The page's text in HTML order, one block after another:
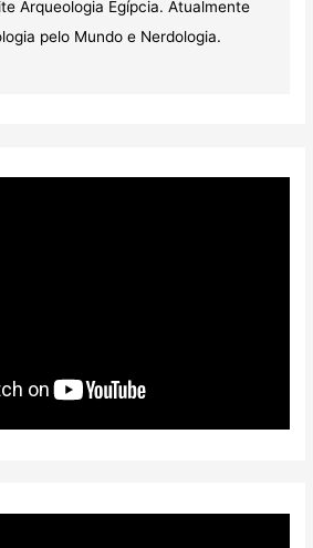
Arqueologia Egípcia. Atualmente
pelo Mundo e Nerdologia.